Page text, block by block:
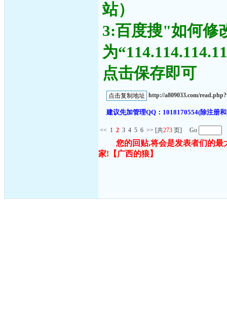
站）
3:百度搜"如何修
为
点击保存即可
http://a809033.com/
建议先加管理QQ：1018170554(除注册
<< 1 2 3 4 5 6 >> [共273 页] Go
您的回贴,将会是发表者们的
家! 【广西的狼】